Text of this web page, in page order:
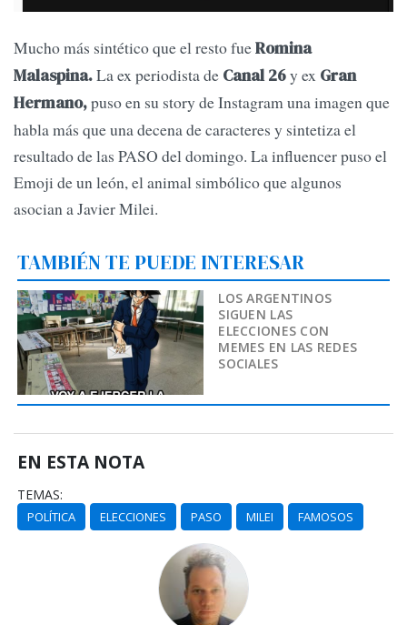
Mucho más sintético que el resto fueRomina
Malaspina.La ex periodista de Canal 26y ex Gran
Hermano,puso en su story de Instagram una imagen que
habla más que una decena de caracteres y sintetiza el
resultado de las PASO del domingo. La influencer puso el
Emoji de un león, el animal simbólico que algunos
asocian a Javier Milei.
TAMBIÉN TE PUEDE INTERESAR
LOS ARGENTINOS
SIGUEN LAS
ELECCIONES CON
MEMES EN LAS REDES
SOCIALES
EN ESTA NOTA
TEMAS:
POLÍTICA ELECCIONES PASO MILEI FAMOSOS